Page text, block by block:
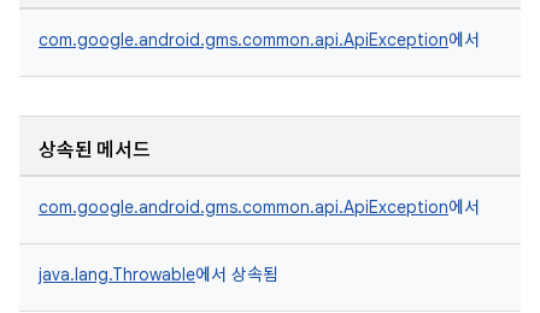
com.google.android.gms.common.api.ApiException에서
상속된 메서드
com.google.android.gms.common.api.ApiException에서
java.lang.Throwable에서 상속됨